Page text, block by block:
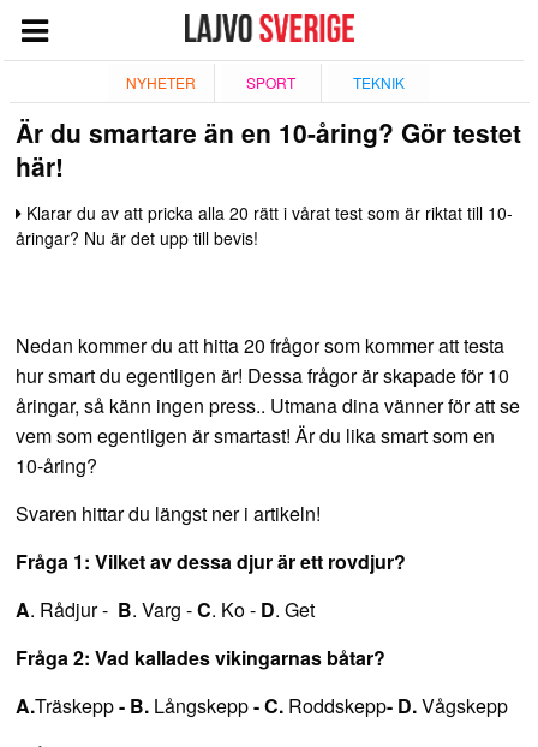
NYHETER SPORT TEKNIK
NYHETER
NÖJE
TV
QUIZ
SPORT
GIVANDE
Är du smartare än en 10-åring? Gör testet
här!
Klarar du av att pricka alla 20 rätt i vårat test som är riktat till 10-
åringar? Nu är det upp till bevis!
Nedan kommer du att hitta 20 frågor som kommer att testa
hur smart du egentligen är! Dessa frågor är skapade för 10
åringar, så känn ingen press.. Utmana dina vänner för att se
vem som egentligen är smartast! Är du lika smart som en
10-åring?
Svaren hittar du längst ner i artikeln!
Fråga 1: Vilket av dessa djur är ett rovdjur?
A. Rådjur - B. Varg -C. Ko -D. Get
Fråga 2: Vad kallades vikingarnas båtar?
A.Träskepp- B. Långskepp- C. Roddskepp- D.Vågskepp